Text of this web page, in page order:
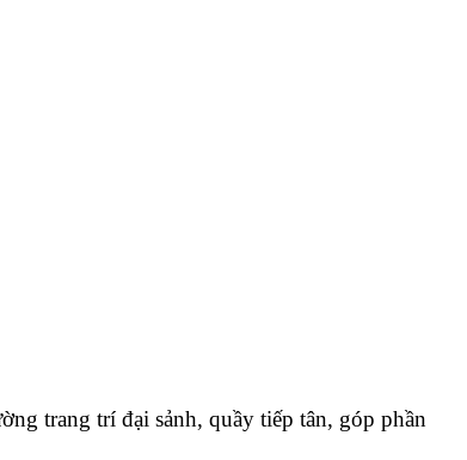
trang trí đại sảnh, quầy tiếp tân, góp phần